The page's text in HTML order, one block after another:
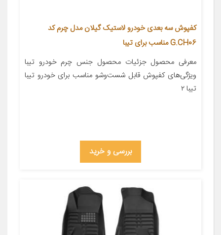
کفپوش سه بعدی خودرو لاستیک گیلان مدل چرم کد
G.CH06 مناسب برای تیبا
معرفی محصول جزئیات محصول جنس چرم خودرو تیبا
ویژگی‌های کفپوش قابل شست‌وشو مناسب برای خودرو تیبا
تیبا ۲
بررسی و خرید